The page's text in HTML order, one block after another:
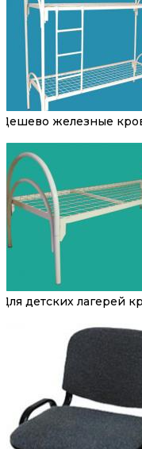
Дешево железные
Для детских лагерей